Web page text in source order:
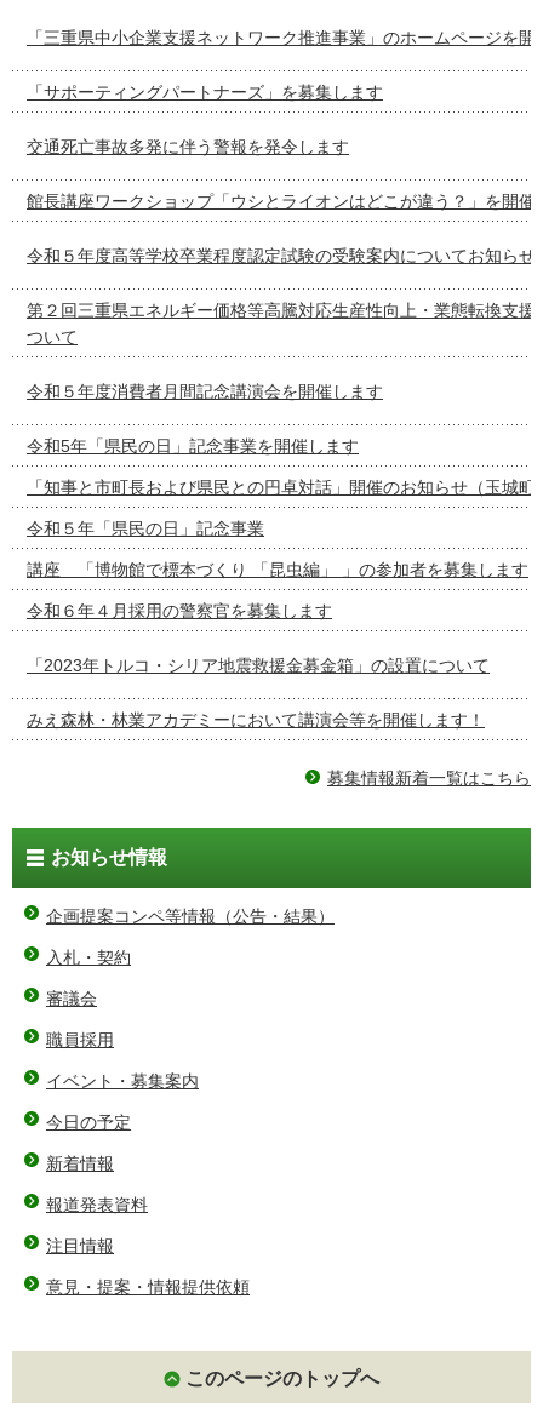
「三重県中小企業支援ネットワーク推進事業」のホームページを開
「サポーティングパートナーズ」を募集します
交通死亡事故多発に伴う警報を発令します
館長講座ワークショップ「ウシとライオンはどこが違う？」を開催
令和５年度高等学校卒業程度認定試験の受験案内についてお知らせ
第２回三重県エネルギー価格等高騰対応生産性向上・業態転換支援
ついて
令和５年度消費者月間記念講演会を開催します
令和5年「県民の日」記念事業を開催します
「知事と市町長および県民との円卓対話」開催のお知らせ（玉城町
令和５年「県民の日」記念事業
講座 「博物館で標本づくり 「昆虫編」 」の参加者を募集します
令和６年４月採用の警察官を募集します
「2023年トルコ・シリア地震救援金募金箱」の設置について
みえ森林・林業アカデミーにおいて講演会等を開催します！
募集情報新着一覧はこちら
お知らせ情報
企画提案コンペ等情報（公告・結果）
入札・契約
審議会
職員採用
イベント・募集案内
今日の予定
新着情報
報道発表資料
注目情報
意見・提案・情報提供依頼
このページのトップへ